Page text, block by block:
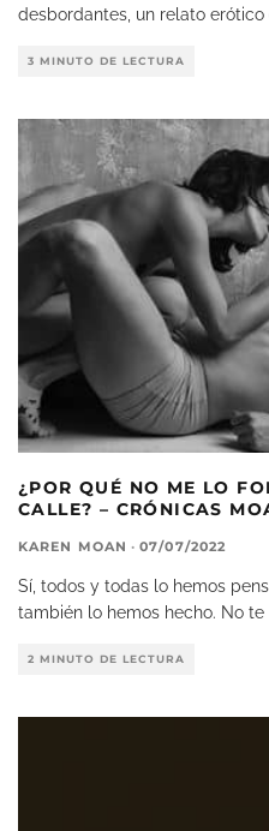
desbordantes, un relato
3 MINUTO DE LECTURA
¿POR QUÉ NO ME LO
CALLE? – CRÓNICAS
KAREN MOAN · 07/07/2022
Sí, todos y todas lo hemos
también lo hemos hecho. No
2 MINUTO DE LECTURA